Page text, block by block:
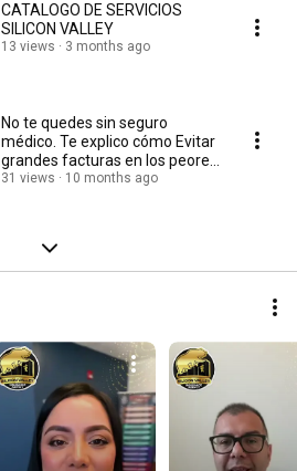
CATALOGO DE SERVICIOS
SILICON VALLEY
13 views 3 months ago
No te quedes sin seguro
médico. Te explico cómo Evitar
grandes facturas en los peores
momentos!
31 views 10 months ago